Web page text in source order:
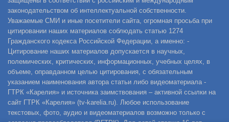
законодательством об интеллектуальной собственности.
Уважаемые СМИ и иные посетители сайта, огромная просьба при
цитировании наших материалов соблюдать статью 1274
Гражданского кодекса Российской Федерации, а именно: -
Цитирование наших материалов допускается в научных,
полемических, критических, информационных, учебных целях, в
объеме, оправданном целью цитирования, с обязательным
указанием наименования автора статьи либо видеоматериала -
ГТРК «Карелия» и источника заимствования – активной ссылки на
сайт ГТРК «Карелия» (tv-karelia.ru). Любое использование
текстовых, фото, аудио и видеоматериалов возможно только с